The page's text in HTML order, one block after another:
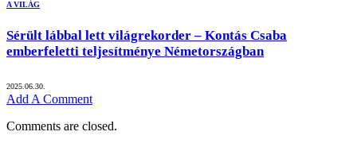
A VILÁG
Sérült lábbal lett világrekorder – Kontás Csaba
emberfeletti teljesítménye Németországban
2025.06.30.
Add A Comment
Comments are closed.